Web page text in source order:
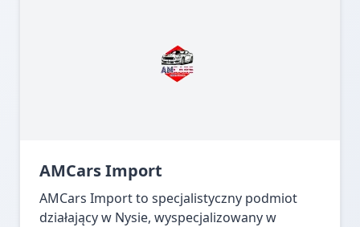
AMCars Import
AMCars Import to specjalistyczny podmiot
działający w Nysie, wyspecjalizowany w